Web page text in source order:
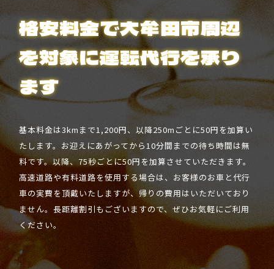
格安料金で大牟田市周辺
を対象に運転代行を承り
ます
基本料金は3kmまで1,200円、以降250mごとに50円を加算い
たします。お迎えにあがってから10分間までの待ち時間は無
料です。以降、75秒ごとに50円を加算させていただきます。
高速道路や有料道路を使用する場合は、お客様のお車と代行
車の実費を頂戴いたしますが、帰りの費用はいただいており
ません。長距離割引もございますので、ぜひお気軽にご利用
ください。